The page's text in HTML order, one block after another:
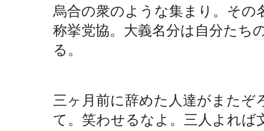
烏合の衆のような集まり。その
称挙党協。大義名分は自分たち
る。
三ヶ月前に辞めた人達がまたぞ
て。笑わせるなよ。三人よれば